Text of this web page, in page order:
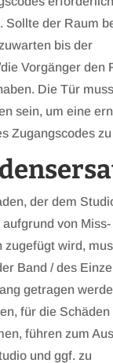
Sollte der Raum
bis der
Vorgänger den
Die Tür muss
sein, um eine
Zugangscodes
der dem
von
zugefügt wird,
Band / des
getragen
für die Schäden
führen zum
und ggf. zu